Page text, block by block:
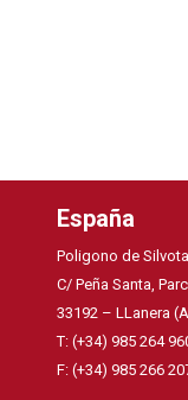
España
Poligono de Silvota
C/ Peña Santa,
33192 – LLanera
T: (+34) 985 264
F: (+34) 985 266